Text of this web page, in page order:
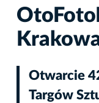
Otwarcie
Targów